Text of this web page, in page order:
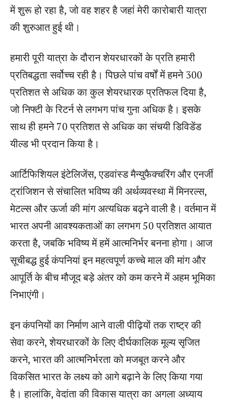
में शुरू हो रहा है, जो वह शहर है जहां मेरी कारोबारी यात्रा
की शुरुआत हुई थी।
हमारी पूरी यात्रा के दौरान शेयरधारकों के प्रति हमारी
प्रतिबद्धता सर्वोच्च रही है। पिछले पांच वर्षों में हमने 300
प्रतिशत से अधिक का कुल शेयरधारक प्रतिफल दिया है,
जो निफ्टी के रिटर्न से लगभग पांच गुना अधिक है। इसके
साथ ही हमने 70 प्रतिशत से अधिक का संचयी डिविडेंड
यील्ड भी प्रदान किया है।
आर्टिफिशियल इंटेलिजेंस, एडवांस्ड मैन्युफैक्चरिंग और एनर्जी
ट्रांजिशन से संचालित भविष्य की अर्थव्यवस्था में मिनरल्स,
मेटल्स और ऊर्जा की मांग अत्यधिक बढ़ने वाली है। वर्तमान में
भारत अपनी आवश्यकताओं का लगभग 50 प्रतिशत आयात
करता है, जबकि भविष्य में हमें आत्मनिर्भर बनना होगा। आज
सूचीबद्ध हुई कंपनियां इन महत्वपूर्ण कच्चे माल की मांग और
आपूर्ति के बीच मौजूद बड़े अंतर को कम करने में अहम भूमिका
निभाएंगी।
इन कंपनियों का निर्माण आने वाली पीढ़ियों तक राष्ट्र की
सेवा करने, शेयरधारकों के लिए दीर्घकालिक मूल्य सृजित
करने, भारत की आत्मनिर्भरता को मजबूत करने और
विकसित भारत के लक्ष्य को आगे बढ़ाने के लिए किया गया
है। हालांकि, वेदांता की विकास यात्रा का अगला अध्याय